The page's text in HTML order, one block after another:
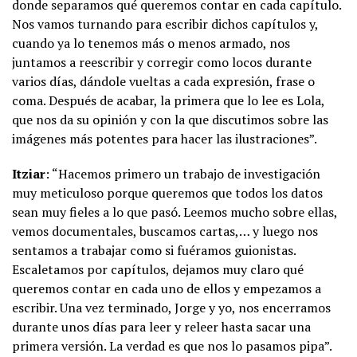
donde separamos qué queremos contar en cada capítulo.
Nos vamos turnando para escribir dichos capítulos y,
cuando ya lo tenemos más o menos armado, nos
juntamos a reescribir y corregir como locos durante
varios días, dándole vueltas a cada expresión, frase o
coma. Después de acabar, la primera que lo lee es Lola,
que nos da su opinión y con la que discutimos sobre las
imágenes más potentes para hacer las ilustraciones”.
Itziar: “Hacemos primero un trabajo de investigación
muy meticuloso porque queremos que todos los datos
sean muy fieles a lo que pasó. Leemos mucho sobre ellas,
vemos documentales, buscamos cartas,… y luego nos
sentamos a trabajar como si fuéramos guionistas.
Escaletamos por capítulos, dejamos muy claro qué
queremos contar en cada uno de ellos y empezamos a
escribir. Una vez terminado, Jorge y yo, nos encerramos
durante unos días para leer y releer hasta sacar una
primera versión. La verdad es que nos lo pasamos pipa”.